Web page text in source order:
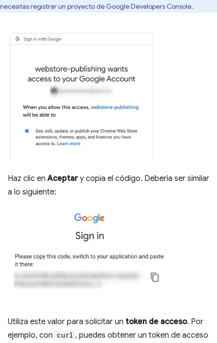
necesitas registrar un proyecto de Google Developers Console.
Haz clic enAceptar y copia el código. Debería ser similar
a lo siguiente:
Utiliza este valor para solicitar un token de acceso. Por
ejemplo, con curl , puedes obtener un token de acceso